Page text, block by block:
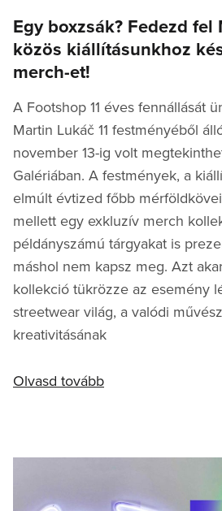
Egy boxzsák? Fedezd
közös kiállításunkhoz
merch-et!
A Footshop 11 éves fennállását
Martin Lukáč 11 festményéből
november 13-ig volt
Galériában. A festmények, a
elmúlt évtized főbb
mellett egy exkluzív merch
példányszámú tárgyakat is
máshol nem kapsz meg. Azt
kollekció tükrözze az esemény
streetwear világ, a valódi
kreativitásának
Olvasd tovább